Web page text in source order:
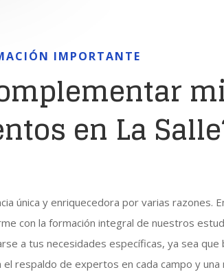
IMPORTANTE
en La
única y enriquecedora por varias razones.
con la formación integral de nuestros
a tus necesidades específicas, ya sea
respaldo de expertos en cada campo y una